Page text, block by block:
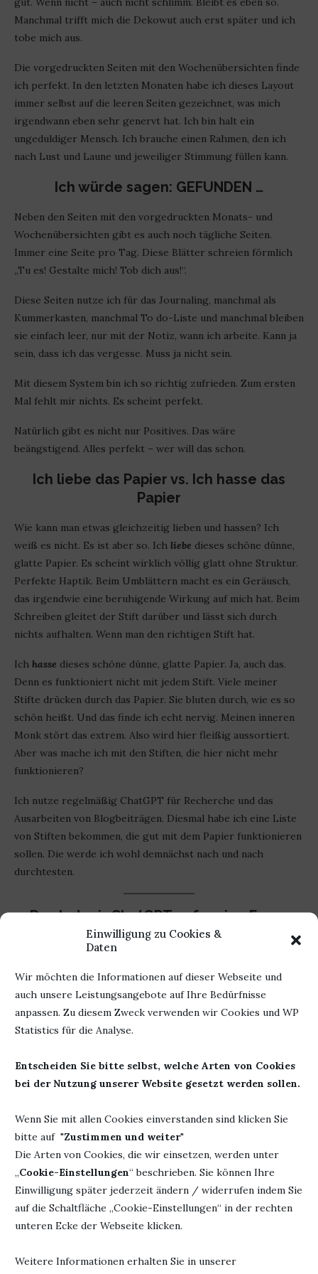
Einwilligung zu Cookies &
Daten
Wir möchten die Informationen auf dieser Webseite und
auch unsere Leistungsangebote auf Ihre Bedürfnisse
anpassen. Zu diesem Zweck verwenden wir Cookies und WP
Statistics für die Analyse.
Entscheiden Sie bitte selbst, welche Arten von Cookies
bei der Nutzung unserer Website gesetzt werden sollen.
Wenn Sie mit allen Cookies einverstanden sind klicken Sie
bitte auf "Zustimmen und weiter"
Die Arten von Cookies, die wir einsetzen, werden unter
„Cookie-Einstellungen“ beschrieben. Sie können Ihre
Einwilligung später jederzeit ändern / widerrufen indem Sie
auf die Schaltfläche „Cookie-Einstellungen“ in der rechten
unteren Ecke der Webseite klicken.
Weitere Informationen erhalten Sie in unserer
Manchmal trifft mich die Dekowut auch erst später und ich
tobe mich aus.
Die vorgedruckten Seiten mit den Wochenübersichten finde
ich perfekt. In den letzten Monaten habe ich dieses Layout
immer selbst auf die leeren Seiten gezeichnet, was mich
irgendwann eben sehr genervt hat. Ich bin halt ein
ungeduldiger Mensch. Ich brauche einen Rahmen, den ich
nach Lust und Laune und jeweiliger Stimmung füllen kann.
Ich würde sagen: GEFUNDEN …
Neben den Seiten mit den vorgedruckten Monats- und
Wochenübersichten gibt es auch noch tägliche Seiten.
Immer eine Seite pro Tag. Diese Blätter schreien förmlich
„Tu es! Gestalte mich! Tob dich aus!“.
Diese Seiten nutze ich für das Journaling, manchmal als
Kummerkasten, manchmal To do-Liste und manchmal bleiben
sie einfach leer, nur mit der Notiz, wann ich arbeite. Kann ja
sein, dass ich das vergesse. Muss ja nicht sein.
Mit diesem System bin ich so richtig zufrieden. Zum ersten
Mal fehlt mir nichts. Es scheint perfekt.
Natürlich gibt es nicht nur Positives. Das wäre
beängstigend. Alles perfekt – wer will das schon.
Ich liebe das Papier vs. Ich hasse das
Papier
Wie kann man etwas gleichzeitig lieben und hassen? Ich
weiß es nicht. Es ist aber so. Ich liebe dieses schöne dünne,
glatte Papier. Es scheint wirklich völlig glatt ohne Struktur.
Perfekte Haptik. Beim Umblättern macht es ein Geräusch,
das irgendwie eine beruhigende Wirkung auf mich hat. Beim
Schreiben gleitet der Stift darüber und lässt sich durch
nichts aufhalten. Wenn man den richtigen Stift hat.
Ich hasse dieses schöne dünne, glatte Papier. Ja, auch das.
Denn es funktioniert nicht mit jedem Stift. Viele meiner
Stifte drücken durch das Papier. Sie bluten durch, wie es so
schön heißt. Und das finde ich echt nervig. Meinen inneren
Monk stört das extrem. Also wird hier fleißig aussortiert.
Aber was mache ich mit den Stiften, die hier nicht mehr
funktionieren?
Ich nutze regelmäßig ChatGPT für Recherche und das
Ausarbeiten von Blogbeiträgen. Diesmal habe ich eine Liste
von Stiften bekommen, die gut mit dem Papier funktionieren
sollen. Die werde ich wohl demnächst nach und nach
durchtesten.
Das hat mir ChatGPT auf meine Frage
nach den Stiften geantwortet:
Herausforderung sein, aber es gibt einige Stifte, die gut
damit harmonieren:
Uni-Ball Signo DX (0.38 mm oder 0.5 mm) – Ein
Tinte.
Pilot Juice Up (0.4 mm) – Gelschreiber mit sanftem
Zebra Sarasa Clip (0.3 mm oder 0.4 mm) – Geltintenstifte
mit lebendigen Farben, die nicht stark durchscheinen.
Pigma Micron (0.3 mm bis 0.5 mm) – Fineliner mit
pigmentierter Tinte, gut für Skizzen oder Notizen.
Pentel EnerGel (0.5 mm oder kleiner) – Sehr flüssige